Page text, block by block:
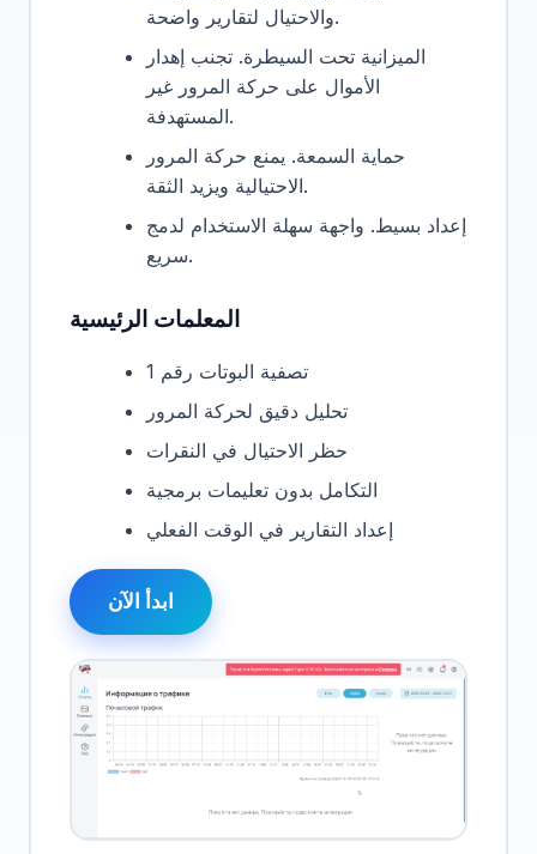
والاحتيال لتقارير واضحة.
الميزانية تحت السيطرة. تجنب إهدار
الأموال على حركة المرور غير
المستهدفة.
حماية السمعة. يمنع حركة المرور
الاحتيالية ويزيد الثقة.
إعداد بسيط. واجهة سهلة الاستخدام لدمج
سريع.
المعلمات الرئيسية
تصفية البوتات رقم 1
تحليل دقيق لحركة المرور
حظر الاحتيال في النقرات
التكامل بدون تعليمات برمجية
إعداد التقارير في الوقت الفعلي
ابدأ الآن